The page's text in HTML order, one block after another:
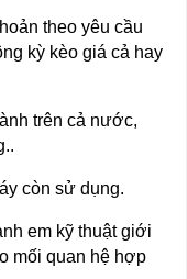
theo yêu cầu
kỳ kèo giá cả hay
trên cả nước,
còn sử dụng.
em kỹ thuật giới
mối quan hệ hợp